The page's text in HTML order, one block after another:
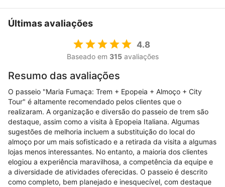
Últimas avaliações
4.8
Baseado em 315 avaliações
Resumo das avaliações
O passeio "Maria Fumaça: Trem + Epopeia + Almoço + City
Tour" é altamente recomendado pelos clientes que o
realizaram. A organização e diversão do passeio de trem são
destaque, assim como a visita à Epopeia Italiana. Algumas
sugestões de melhoria incluem a substituição do local do
almoço por um mais sofisticado e a retirada da visita a algumas
lojas menos interessantes. No entanto, a maioria dos clientes
elogiou a experiência maravilhosa, a competência da equipe e
a diversidade de atividades oferecidas. O passeio é descrito
como completo, bem planejado e inesquecível, com destaque